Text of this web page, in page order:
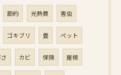
節約 光熱費 害虫
ゴキブリ 畳 ペット
カビ 保険 屋根